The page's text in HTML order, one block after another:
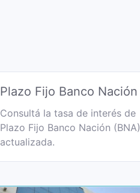
Plazo Fijo Banco Nación
Consultá la tasa de interés de
Plazo Fijo Banco Nación (BNA)
actualizada.